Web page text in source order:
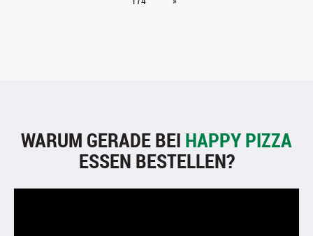
WARUM GERADE BEI HAPPY PIZZA
ESSEN BESTELLEN?